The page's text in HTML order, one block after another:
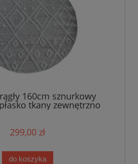
160cm sznurkowy
tkany zewnętrzno
EVEL
299,00 zł
do koszyka